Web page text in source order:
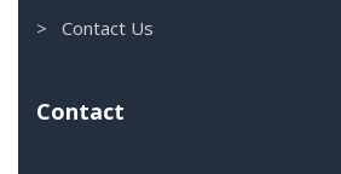
> Contact Us
Contact